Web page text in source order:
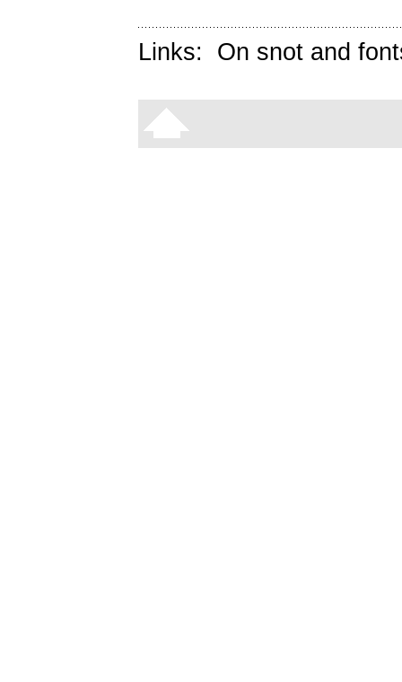
Links: On snot and